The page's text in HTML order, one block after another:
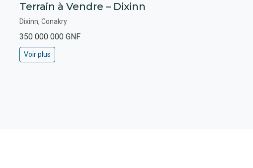
Terrain à Vendre – Dixinn
Dixinn, Conakry
350 000 000 GNF
Voir plus